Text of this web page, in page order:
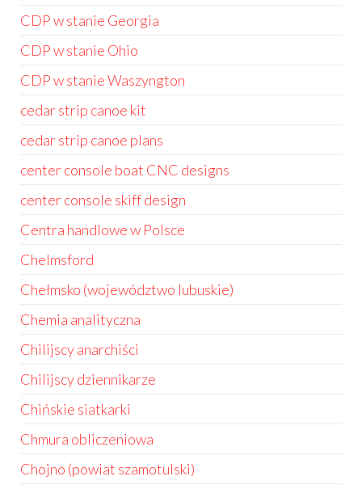
CDP w stanie Georgia
CDP w stanie Ohio
CDP w stanie Waszyngton
cedar strip canoe kit
cedar strip canoe plans
center console boat CNC designs
center console skiff design
Centra handlowe w Polsce
Chelmsford
Chełmsko (województwo lubuskie)
Chemia analityczna
Chilijscy anarchiści
Chilijscy dziennikarze
Chińskie siatkarki
Chmura obliczeniowa
Chojno (powiat szamotulski)